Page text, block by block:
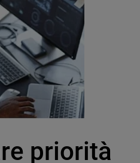
priorità